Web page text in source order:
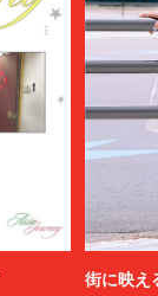
街に映え